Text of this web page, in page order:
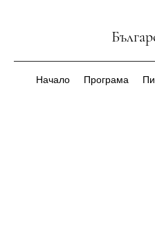
Начало Програма